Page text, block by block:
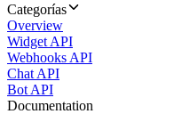
Categorías
Overview
Widget API
Webhooks API
Chat API
Bot API
Documentation